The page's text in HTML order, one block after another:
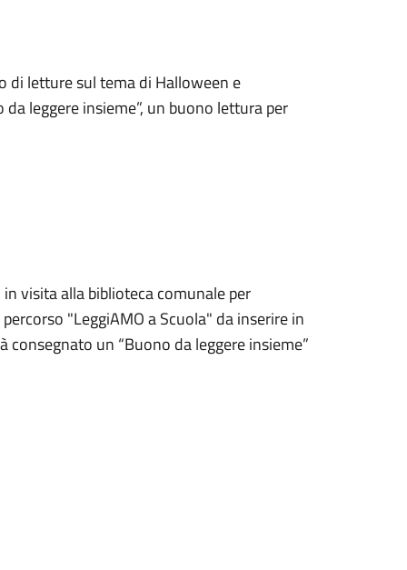
di letture sul tema di Halloween e
leggere insieme”, un buono lettura per
visita alla biblioteca comunale per
"LeggiAMO a Scuola" da inserire in
un “Buono da leggere insieme”